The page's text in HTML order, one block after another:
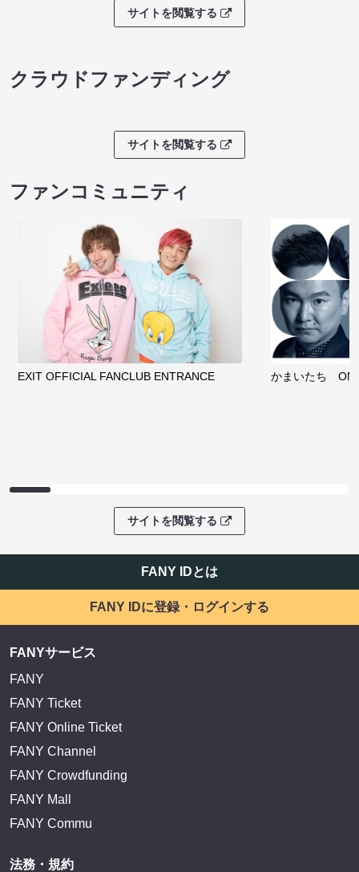
サイトを閲覧する
クラウドファンディング
サイトを閲覧する
ファンコミュニティ
EXIT OFFICIAL FANCLUB ENTRANCE かまいたち
サイトを閲覧する
FANY IDとは
FANY IDに登録・ログインする
FANYサービス
FANY
FANY Ticket
FANY Online Ticket
FANY Channel
FANY Crowdfunding
FANY Mall
FANY Commu
法務・規約